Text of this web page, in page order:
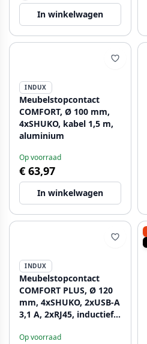
In winkelwagen
INDUX
Meubelstopcontact
COMFORT, Ø 100 mm,
4xSHUKO, kabel 1,5 m,
aluminium
Op voorraad
€ 63,97
In winkelwagen
INDUX
Meubelstopcontact
COMFORT PLUS, Ø 120
mm, 4xSHUKO, 2xUSB-A
3,1 A, 2xRJ45, inductief
kabel 1,5 m, wit
Op voorraad